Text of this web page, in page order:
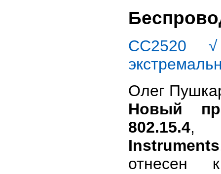
СС2520
Олег
Новый
802.15.4,
Instruments
отнесен